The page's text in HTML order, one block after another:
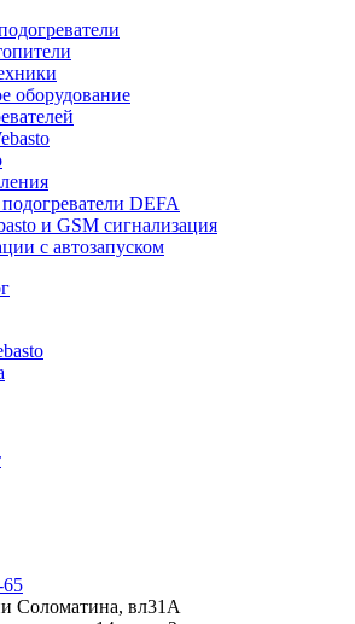
оборудование
DEFA
и GSM сигнализация
с автозапуском
65
Соломатина, вл31А